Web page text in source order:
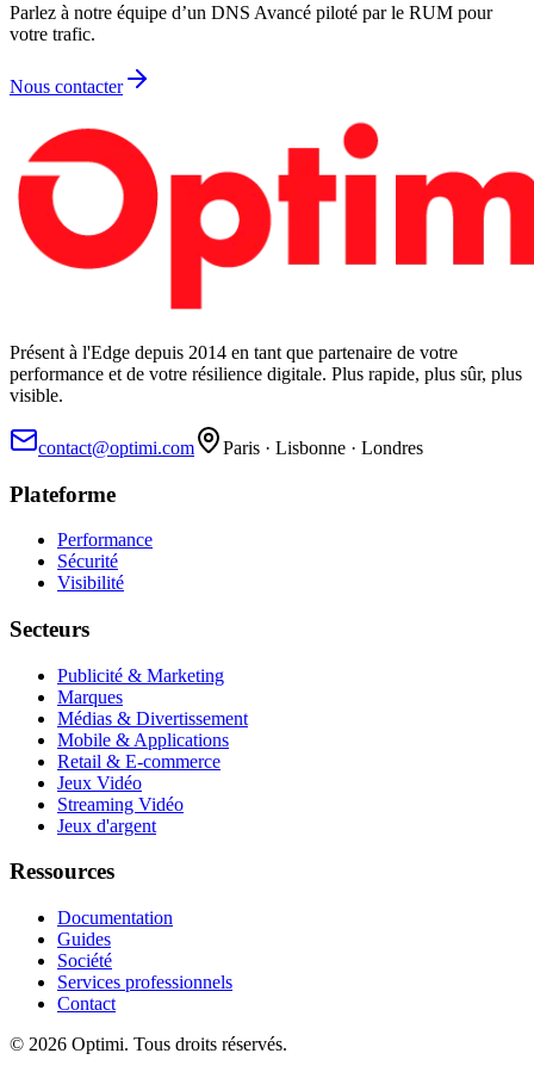
Parlez à notre équipe d’un DNS Avancé piloté par le RUM pour
votre trafic.
Nous contacter
Présent à l'Edge depuis 2014 en tant que partenaire de votre
performance et de votre résilience digitale. Plus rapide, plus sûr, plus
visible.
contact@optimi.com Paris · Lisbonne · Londres
Plateforme
Performance
Sécurité
Visibilité
Secteurs
Publicité & Marketing
Marques
Médias & Divertissement
Mobile & Applications
Retail & E-commerce
Jeux Vidéo
Streaming Vidéo
Jeux d'argent
Ressources
Documentation
Guides
Société
Services professionnels
Contact
© 2026 Optimi. Tous droits réservés.